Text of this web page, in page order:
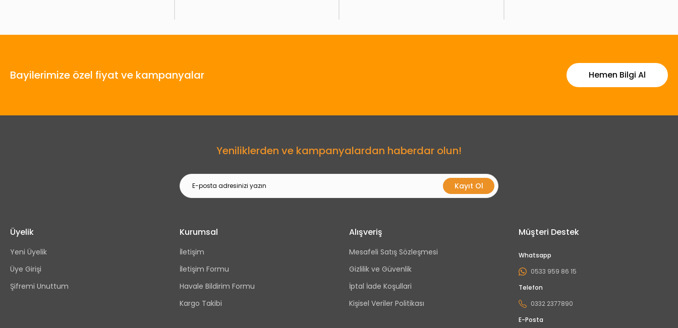
Bayilerimize özel fiyat ve kampanyalar Hemen Bilgi Al
Yeniliklerden ve kampanyalardan haberdar olun!
Kayıt Ol
Üyelik
Yeni Üyelik
Üye Girişi
Şifremi Unuttum
Kurumsal
İletişim
İletişim Formu
Havale Bildirim Formu
Kargo Takibi
Alışveriş
Mesafeli Satış Sözleşmesi
Gizlilik ve Güvenlik
İptal İade Koşullari
Kişisel Veriler Politikası
Müşteri Destek
Whatsapp
0533 959 86 15
Telefon
0332 2377890
E-Posta